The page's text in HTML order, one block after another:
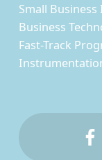
Small
Business
Fast-Track